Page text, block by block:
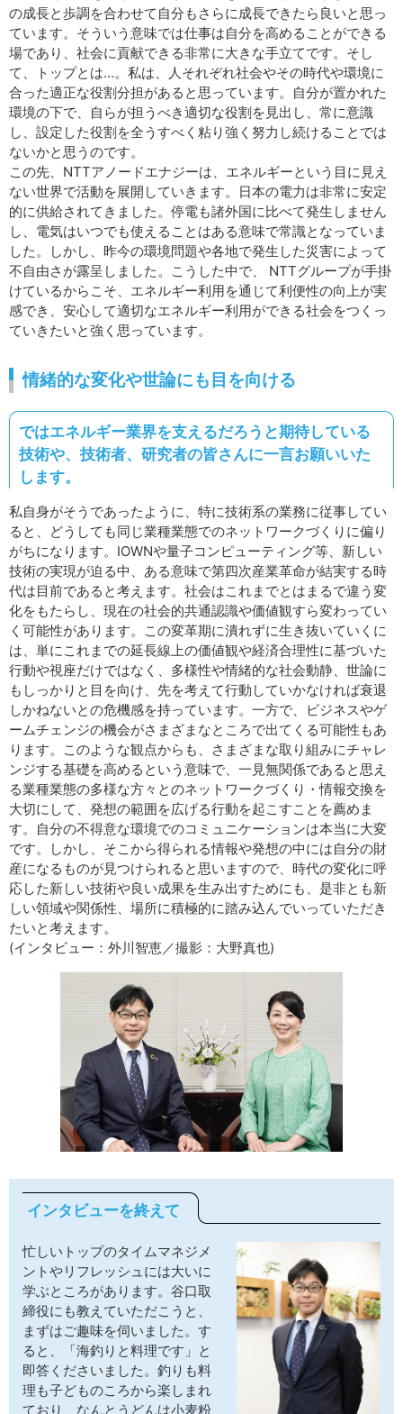
の成長と歩調を合わせて自分もさらに成長できたら良いと思っ
ています。そういう意味では仕事は自分を高めることができる
場であり、社会に貢献できる非常に大きな手立てです。そし
て、トップとは…。私は、人それぞれ社会やその時代や環境に
合った適正な役割分担があると思っています。自分が置かれた
環境の下で、自らが担うべき適切な役割を見出し、常に意識
し、設定した役割を全うすべく粘り強く努力し続けることでは
ないかと思うのです。
この先、NTTアノードエナジーは、エネルギーという目に見え
ない世界で活動を展開していきます。日本の電力は非常に安定
的に供給されてきました。停電も諸外国に比べて発生しません
し、電気はいつでも使えることはある意味で常識となっていま
した。しかし、昨今の環境問題や各地で発生した災害によって
不自由さが露呈しました。こうした中で、 NTTグループが手掛
けているからこそ、エネルギー利用を通じて利便性の向上が実
感でき、安心して適切なエネルギー利用ができる社会をつくっ
ていきたいと強く思っています。
情緒的な変化や世論にも目を向ける
ではエネルギー業界を支えるだろうと期待している
技術や、技術者、研究者の皆さんに一言お願いいた
します。
私自身がそうであったように、特に技術系の業務に従事してい
ると、どうしても同じ業種業態でのネットワークづくりに偏り
がちになります。IOWNや量子コンピューティング等、新しい
技術の実現が迫る中、ある意味で第四次産業革命が結実する時
代は目前であると考えます。社会はこれまでとはまるで違う変
化をもたらし、現在の社会的共通認識や価値観すら変わってい
く可能性があります。この変革期に潰れずに生き抜いていくに
は、単にこれまでの延長線上の価値観や経済合理性に基づいた
行動や視座だけではなく、多様性や情緒的な社会動静、世論に
もしっかりと目を向け、先を考えて行動していかなければ衰退
しかねないとの危機感を持っています。一方で、ビジネスやゲ
ームチェンジの機会がさまざまなところで出てくる可能性もあ
ります。このような観点からも、さまざまな取り組みにチャレ
ンジする基礎を高めるという意味で、一見無関係であると思え
る業種業態の多様な方々とのネットワークづくり・情報交換を
大切にして、発想の範囲を広げる行動を起こすことを薦めま
す。自分の不得意な環境でのコミュニケーションは本当に大変
です。しかし、そこから得られる情報や発想の中には自分の財
産になるものが見つけられると思いますので、時代の変化に呼
応した新しい技術や良い成果を生み出すためにも、是非とも新
しい領域や関係性、場所に積極的に踏み込んでいっていただき
たいと考えます。
(インタビュー：外川智恵／撮影：大野真也)
インタビューを終えて
忙しいトップのタイムマネジメ
ントやリフレッシュには大いに
学ぶところがあります。谷口取
締役にも教えていただこうと、
まずはご趣味を伺いました。す
ると、「海釣りと料理です」と
即答くださいました。釣りも料
理も子どものころから楽しまれ
ており、なんとうどんは小麦粉